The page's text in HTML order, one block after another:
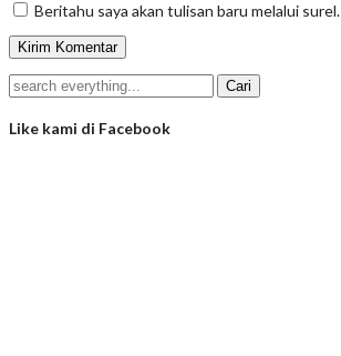
Beritahu saya akan tulisan baru melalui surel.
Like kami di Facebook